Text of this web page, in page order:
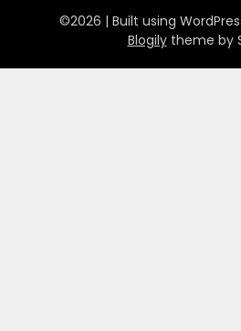
©2026 | Built using
Blogilytheme by